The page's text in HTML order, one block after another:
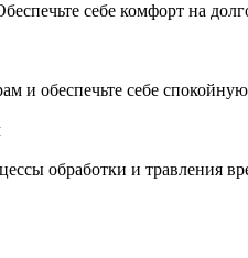
себе комфорт на
и обеспечьте себе
обработки и травления